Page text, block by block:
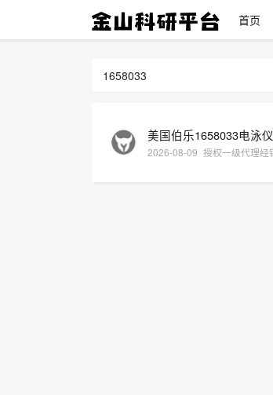
首页
1658033
美国伯乐1658033电泳
2026-08-09 授权一级代理经